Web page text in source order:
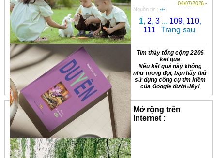
04/07/2026 -
Nguồn tin : -/-
1,2,3 ... 109, 110,
111
Trang sau
Tìm thấy tổng cộng 2206
kết quả
Nếu kết quả này không
như mong đợi, bạn hãy thử
sử dụng công cụ tìm kiếm
của Google dưới đây!
Mở rộng trên
Internet :